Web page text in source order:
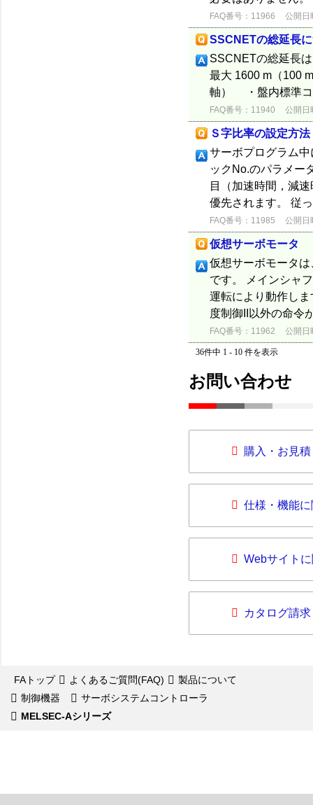
FAQ番号：11966 公開日
SSCNETの総延長
SSCNETの総延長
最大 1600 m（100
軸） ・盤内標準
FAQ番号：11940 公開日
Ｓ字比率の設定方法
サーボプログラム
ックNo.のパラメー
目（加速時間，減
優先されます。 従
FAQ番号：11985 公開日
仮想サーボモータ
仮想サーボモータ
です。 メインシャ
運転により動作し
度制御II以外の命令
FAQ番号：11962 公開日
36件中 1 - 10 件を表示
お問い合わせ
購入・お見
仕様・機能
Webサイト
カタログ請求
FAトップ よくあるご質問(FAQ)
製品について
制御機器
サーボシステムコントローラ
MELSEC-Aシリーズ